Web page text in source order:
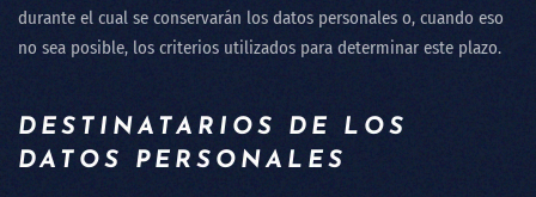
durante el cual se conservarán los datos personales o, cuando eso
no sea posible, los criterios utilizados para determinar este plazo.
DESTINATARIOS DE LOS
DATOS PERSONALES